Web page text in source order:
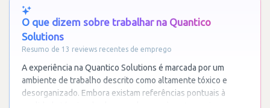
O que dizem sobre trabalhar na Quantico
Solutions
Resumo de 13 reviews recentes de emprego
A experiência na Quantico Solutions é marcada por um
ambiente de trabalho descrito como altamente tóxico e
desorganizado. Embora existam referências pontuais à